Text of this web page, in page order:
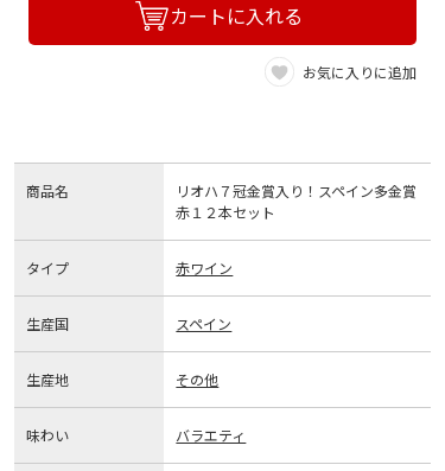
カートに入れる
お気に入りに追加
商品名
リオハ７冠金賞入り！スペイン多金賞
赤１２本セット
タイプ 赤ワイン
生産国 スペイン
生産地 その他
味わい バラエティ